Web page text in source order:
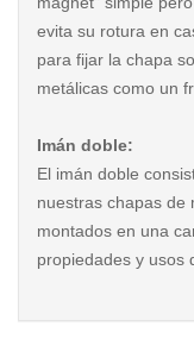
evita su rotura en
para fijar la chapa
metálicas como un
Imán doble:
El imán doble
nuestras chapas de
montados en una
propiedades y usos